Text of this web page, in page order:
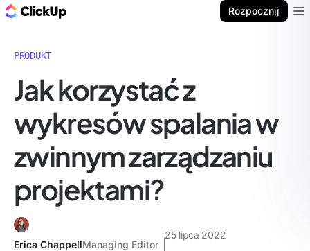
Rozpocznij
PRODUKT
Jak korzystać z
wykresów spalania w
zwinnym zarządzaniu
projektami?
Erica ChappellManaging Editor
25 lipca 2022